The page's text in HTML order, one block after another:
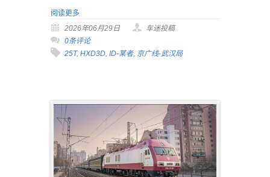
阅读更多
2026年06月29日
车迷投稿
0条评论
25T, HXD3D ID-某者, 京广线-武汉局